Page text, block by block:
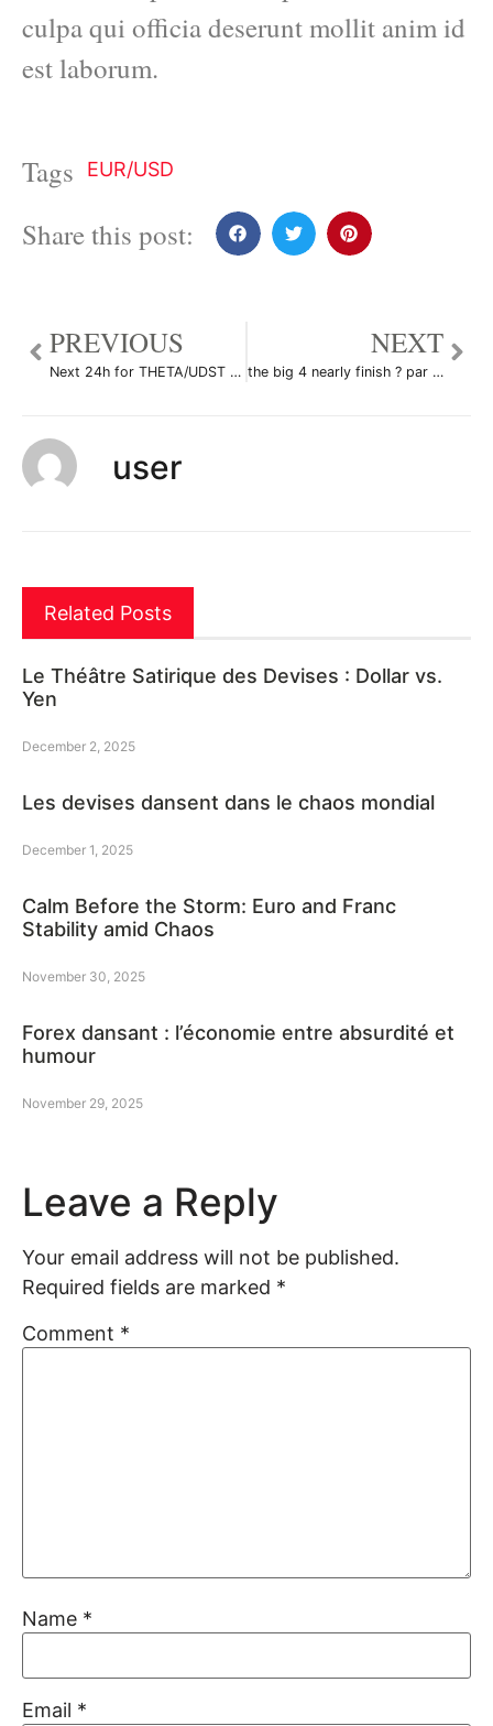
culpa qui officia deserunt mollit anim id
est laborum.
Tags EUR/USD
Share this post:
PREVIOUS
Next 24h for THETA/UDST par lib3rateur
NEXT
the big 4 nearly finish ? par Alienblanc
user
Related Posts
Le Théâtre Satirique des Devises : Dollar vs.
Yen
December 2, 2025
Les devises dansent dans le chaos mondial
December 1, 2025
Calm Before the Storm: Euro and Franc
Stability amid Chaos
November 30, 2025
Forex dansant : l’économie entre absurdité et
humour
November 29, 2025
Leave a Reply
Your email address will not be published.
Required fields are marked *
Comment *
Name *
Email *